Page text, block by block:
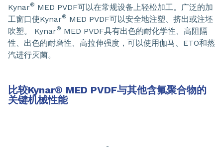
Kynar® MED PVDF可以在常规设备上轻松加工。广泛的加
工窗口使Kynar® MED PVDF可以安全地注塑、挤出或注坯
吹塑。 Kynar® MED PVDF具有出色的耐化学性、高阻隔
性、出色的耐磨性、高拉伸强度，可以使用伽马、ETO和蒸
汽进行灭菌。
比较Kynar® MED PVDF与其他含氟聚合物的
关键机械性能